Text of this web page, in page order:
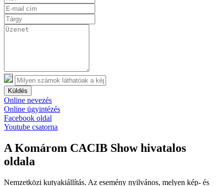
Küldés
Online nevezés
Online ügyintézés
Facebook oldal
Youtube csatorna
A Komárom CACIB Show hivatalos
oldala
Nemzetközi kutyakiállítás. Az esemény nyilvános, melyen kép- és